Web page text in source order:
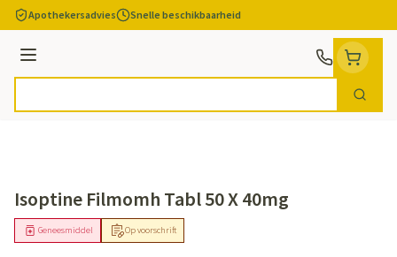
Ga naar de inhoud
Apothekersadvies Snelle beschikbaarheid
Menu
Zoek
Isoptine Filmomh Tabl 50 X 40mg
Op voorschrift
Geneesmiddel